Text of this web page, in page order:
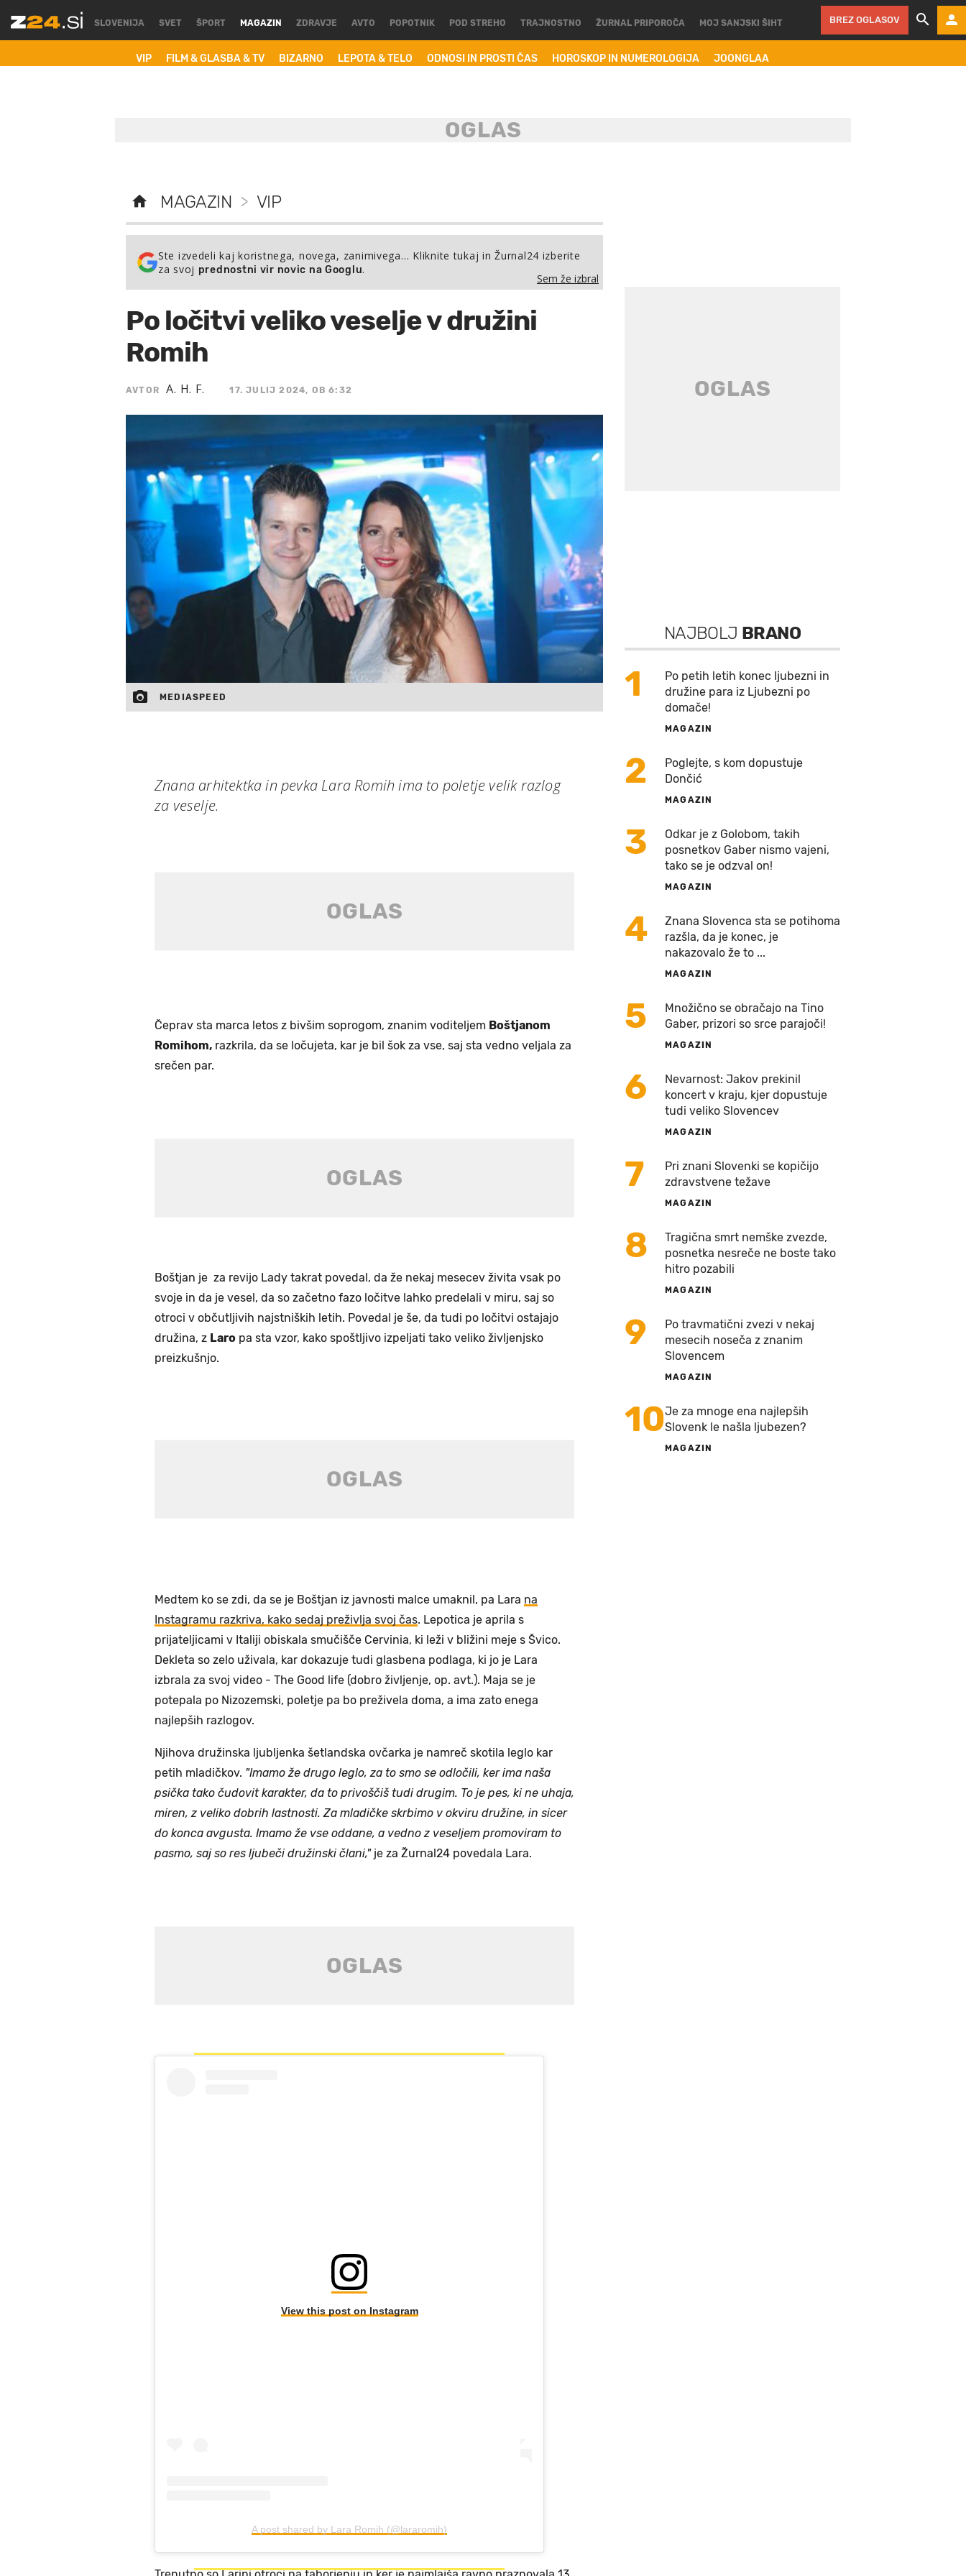
SLOVENIJA SVET ŠPORT MAGAZIN
VIP FILM & GLASBA & TV BIZARNO LEPOTA & TELO ODNOSI IN PROSTI ČAS HOROSKOP IN NUMEROLOGIJA JOONGLAA
ZDRAVJE AVTO POPOTNIK POD STREHO TRAJNOSTNO ŽURNAL PRIPOROČA MOJ SANJSKI ŠIHT BREZ OGLASOV
MAGAZIN > VIP
Ste izvedeli kaj koristnega, novega, zanimivega… Kliknite tukaj in Žurnal24 izberite
za svoj prednostni vir novic na Googlu.
Sem že izbral
Po ločitvi veliko veselje v družini
Romih
AVTOR A. H. F. 17. JULIJ 2024, OB 6:32
MEDIASPEED
Znana arhitektka in pevka Lara Romih ima to poletje velik razlog
za veselje.
Čeprav sta marca letos z bivšim soprogom, znanim voditeljem Boštjanom
Romihom, razkrila, da se ločujeta, kar je bil šok za vse, saj sta vedno veljala za
srečen par.
Boštjan je za revijo Lady takrat povedal, da že nekaj mesecev živita vsak po
svoje in da je vesel, da so začetno fazo ločitve lahko predelali v miru, saj so
otroci v občutljivih najstniških letih. Povedal je še, da tudi po ločitvi ostajajo
družina, z Laro pa sta vzor, kako spoštljivo izpeljati tako veliko življenjsko
preizkušnjo.
Medtem ko se zdi, da se je Boštjan iz javnosti malce umaknil, pa Lara na
Instagramu razkriva, kako sedaj preživlja svoj čas. Lepotica je aprila s
prijateljicami v Italiji obiskala smučišče Cervinia, ki leži v bližini meje s Švico.
Dekleta so zelo uživala, kar dokazuje tudi glasbena podlaga, ki jo je Lara
izbrala za svoj video - The Good life (dobro življenje, op. avt.). Maja se je
potepala po Nizozemski, poletje pa bo preživela doma, a ima zato enega
najlepših razlogov.
Njihova družinska ljubljenka šetlandska ovčarka je namreč skotila leglo kar
petih mladičkov. "Imamo že drugo leglo, za to smo se odločili, ker ima naša
psička tako čudovit karakter, da to privoščiš tudi drugim. To je pes, ki ne uhaja,
miren, z veliko dobrih lastnosti. Za mladičke skrbimo v okviru družine, in sicer
do konca avgusta. Imamo že vse oddane, a vedno z veseljem promoviram to
pasmo, saj so res ljubeči družinski člani,"je za Žurnal24 povedala Lara.
View this post on Instagram
A post shared by Lara Romih (@lararomih)
NAJBOLJ BRANO
1
Po petih letih konec ljubezni in
družine para iz Ljubezni po
domače!
MAGAZIN
2
Poglejte, s kom dopustuje
Dončić
MAGAZIN
3
Odkar je z Golobom, takih
posnetkov Gaber nismo vajeni,
tako se je odzval on!
MAGAZIN
4
Znana Slovenca sta se potihoma
razšla, da je konec, je
nakazovalo že to ...
MAGAZIN
5
Množično se obračajo na Tino
Gaber, prizori so srce parajoči!
MAGAZIN
6
Nevarnost: Jakov prekinil
koncert v kraju, kjer dopustuje
tudi veliko Slovencev
MAGAZIN
7
Pri znani Slovenki se kopičijo
zdravstvene težave
MAGAZIN
8
Tragična smrt nemške zvezde,
posnetka nesreče ne boste tako
hitro pozabili
MAGAZIN
9
Po travmatični zvezi v nekaj
mesecih noseča z znanim
Slovencem
MAGAZIN
10Je za mnoge ena najlepših
Slovenk le našla ljubezen?
MAGAZIN